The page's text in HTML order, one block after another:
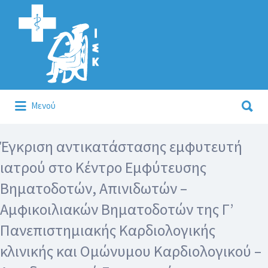
Αναζήτηση
για:
Μενού
για:
Έγκριση αντικατάστασης εμφυτευτή
ιατρού στο Κέντρο Εμφύτευσης
Βηματοδοτών, Απινιδωτών –
Αμφικοιλιακών Βηματοδοτών της Γ’
Πανεπιστημιακής Καρδιολογικής
κλινικής και Ομώνυμου Καρδιολογικού –